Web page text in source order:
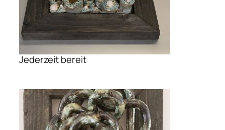
Jederzeit bereit